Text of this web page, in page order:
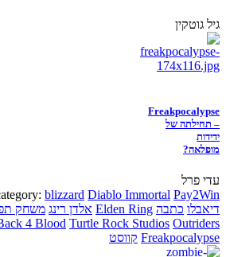
גיל גוטקין
Freakpocalypse
– תחילתה של
ידידות
מופלאה?
עדי פרל
blizzard Diablo Immortal Pay2Win
דיאבלו כתבה Elden Ring אלדן רינג משחק
4 Blood Turtle Rock Studios Outriders
Freakpocalypse קווסט